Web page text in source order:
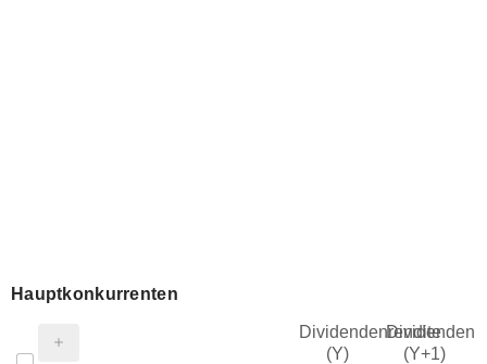
Hauptkonkurrenten
Dividendenrendite
(Y)
(Y+1)